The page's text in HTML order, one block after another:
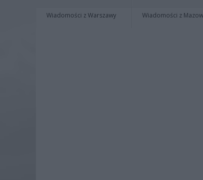
Wiadomości z Warszawy Wiadomości z